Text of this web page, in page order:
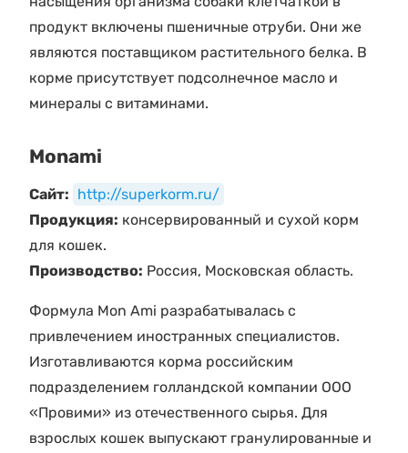
продукт включены пшеничные отруби. Они же
являются поставщиком растительного белка. В
корме присутствует подсолнечное масло и
минералы с витаминами.
Monami
Сайт: http://superkorm.ru/
Продукция: консервированный и сухой корм
для кошек.
Производство: Россия, Московская область.
Формула Mon Ami разрабатывалась с
привлечением иностранных специалистов.
Изготавливаются корма российским
подразделением голландской компании ООО
«Провими» из отечественного сырья. Для
взрослых кошек выпускают гранулированные и